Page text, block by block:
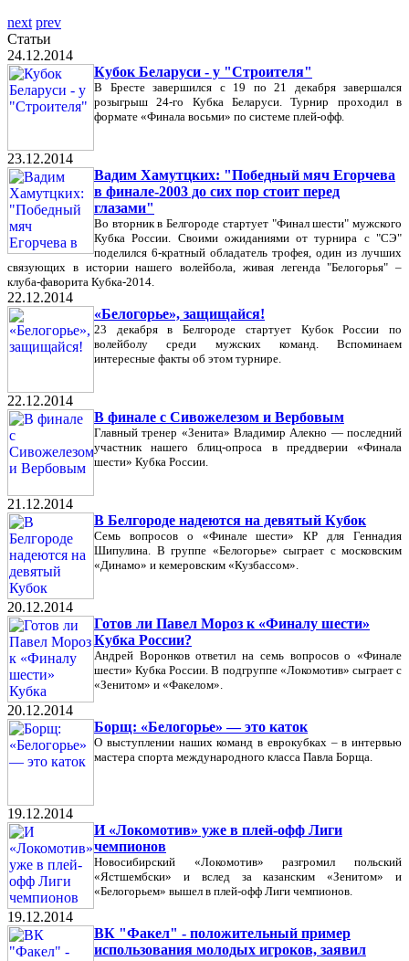
next prev
Статьи
24.12.2014
Кубок Беларуси - у "Строителя"
В Бресте завершился с 19 по 21 декабря завершался
розыгрыш 24-го Кубка Беларуси. Турнир проходил в
формате «Финала восьми» по системе плей-офф.
23.12.2014
Вадим Хамутцких: "Победный мяч Егорчева
в финале-2003 до сих пор стоит перед
глазами"
Во вторник в Белгороде стартует "Финал шести" мужского
Кубка России. Своими ожиданиями от турнира с "СЭ"
поделился 6-кратный обладатель трофея, один из лучших
связующих в истории нашего волейбола, живая легенда "Белогорья" –
клуба-фаворита Кубка-2014.
22.12.2014
«Белогорье», защищайся!
23 декабря в Белгороде стартует Кубок России по
волейболу среди мужских команд. Вспоминаем
интересные факты об этом турнире.
22.12.2014
В финале с Сивожелезом и Вербовым
Главный тренер «Зенита» Владимир Алекно — последний
участник нашего блиц-опроса в преддверии «Финала
шести» Кубка России.
21.12.2014
В Белгороде надеются на девятый Кубок
Семь вопросов о «Финале шести» КР для Геннадия
Шипулина. В группе «Белогорье» сыграет с московским
«Динамо» и кемеровским «Кузбассом».
20.12.2014
Готов ли Павел Мороз к «Финалу шести»
Кубка России?
Андрей Воронков ответил на семь вопросов о «Финале
шести» Кубка России. В подгруппе «Локомотив» сыграет с
«Зенитом» и «Факелом».
20.12.2014
Борщ: «Белогорье» — это каток
О выступлении наших команд в еврокубках – в интервью
мастера спорта международного класса Павла Борща.
19.12.2014
И «Локомотив» уже в плей-офф Лиги
чемпионов
Новосибирский «Локомотив» разгромил польский
«Ястшембски» и вслед за казанским «Зенитом» и
«Белогорьем» вышел в плей-офф Лиги чемпионов.
19.12.2014
ВК "Факел" - положительный пример
использования молодых игроков, заявил